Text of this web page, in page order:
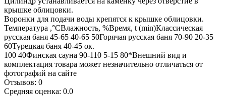
крышке облицовки.
Воронки для подачи воды крепятся к крышке облицовки.
Температура ,°СВлажность, %Время, t (min)Классическая
русская баня 45-65 40-65 50Горячая русская баня 70-90 20-35
60Турецкая баня 40-45 ок.
100 40Финская сауна 90-110 5-15 80*Внешний вид и
комплектация товара может незначительно отличаться от
фотографий на сайте
Отзывов: 0
Средняя оценка: 0.0